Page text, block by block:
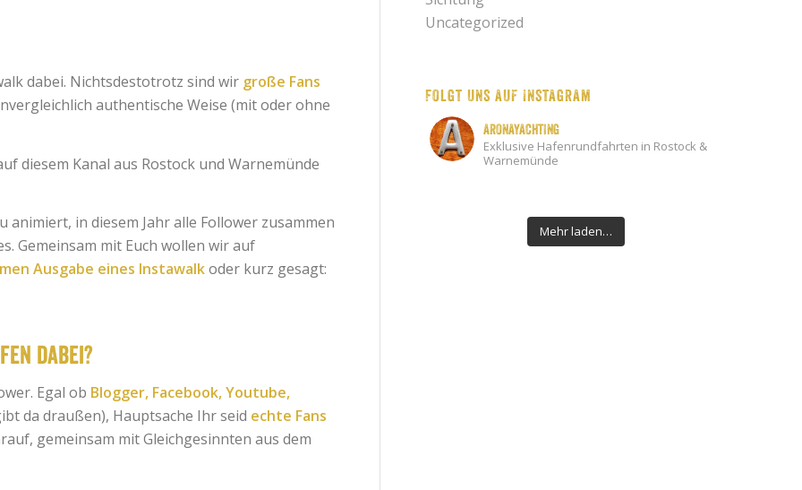
dabei. Nichtsdestotrotz sind wir große Fans
authentische Weise (mit oder ohne
diesem Kanal aus Rostock und Warnemünde
in diesem Jahr alle Follower zusammen
Gemeinsam mit Euch wollen wir auf
Ausgabe eines Instawalkoder kurz gesagt:
dabei?
Egal ob Blogger, Facebook, Youtube,
da draußen), Hauptsache Ihr seid echte Fans
gemeinsam mit Gleichgesinnten aus dem
Uncategorized
Folgt uns auf Instagram
aronayachting
Exklusive Hafenrundfahrten in Rostock &
Warnemünde
Mehr laden…